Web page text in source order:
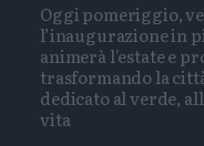
Oggi pomeriggio,
l’inaugurazione in
animerà l'estate e
trasformando la
dedicato al verde,
vita